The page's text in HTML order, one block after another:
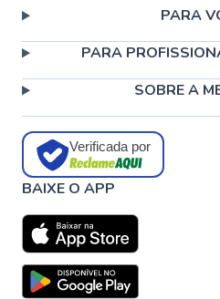
PARA
PARA
SOBRE A
Verificada por
BAIXE O APP